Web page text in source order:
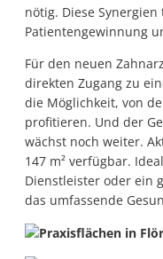
nötig. Diese
Patientengewinnung
Für den neuen
direkten Zugang zu
die Möglichkeit, von
profitieren. Und der
wächst noch weiter.
147 m² verfügbar.
Dienstleister oder ein
das umfassende